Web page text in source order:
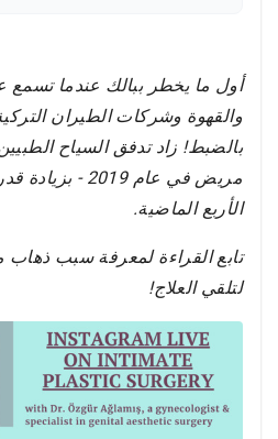
أول ما يخطر ببالك عندما تسمع
والقهوة وشركات الطيران
بالضبط! زاد تدفق السياح
الأربع الماضية.
تابع القراءة لمعرفة سبب
لتلقي العلاج!